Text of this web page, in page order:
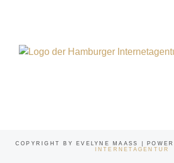
COPYRIGHT BY EVELYNE MAASS |
INTERNETAGENTUR